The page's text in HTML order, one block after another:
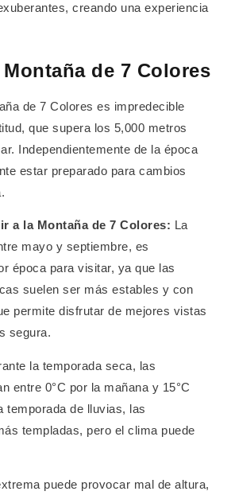
creando una experiencia
de 7 Colores
de 7 Colores es impredecible
que supera los 5,000 metros
Independientemente de la época
estar preparado para cambios
a la Montaña de 7 Colores: La
mayo y septiembre, es
época para visitar, ya que las
suelen ser más estables y con
permite disfrutar de mejores vistas
segura.
la temporada seca, las
entre 0°C por la mañana y 15°C
temporada de lluvias, las
templadas, pero el clima puede
puede provocar mal de altura,